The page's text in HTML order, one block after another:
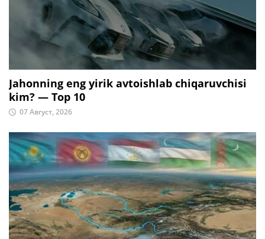
Jahonning eng yirik avtoishlab chiqaruvchisi
kim? — Top 10
07 Август, 2026